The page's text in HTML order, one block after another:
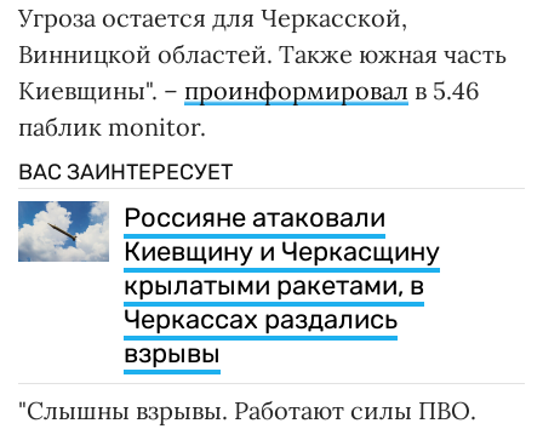
Угроза остается для Черкасской,
Винницкой областей. Также южная часть
Киевщины". – проинформировал в 5.46
паблик monitor.
ВАС ЗАИНТЕРЕСУЕТ
Россияне атаковали
Киевщину и Черкасщину
крылатыми ракетами, в
Черкассах раздались
взрывы
"Слышны взрывы. Работают силы ПВО.